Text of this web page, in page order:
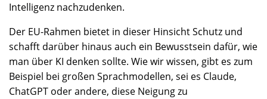
Intelligenz nachzudenken.
Der EU-Rahmen bietet in dieser Hinsicht Schutz und
schafft darüber hinaus auch ein Bewusstsein dafür, wie
man über KI denken sollte. Wie wir wissen, gibt es zum
Beispiel bei großen Sprachmodellen, sei es Claude,
ChatGPT oder andere, diese Neigung zu